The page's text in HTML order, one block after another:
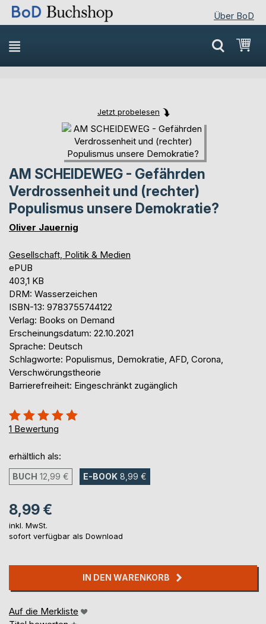
Über BoD
Direkt
zum
Inhalt
Jetzt probelesen
Skip
to
the
end
of
the
images
gallery
Skip
to
the
beginning
of
the
images
gallery
AM SCHEIDEWEG - Gefährden
Verdrossenheit und (rechter)
Populismus unsere Demokratie?
Oliver Jauernig
Gesellschaft, Politik & Medien
ePUB
403,1 KB
DRM: Wasserzeichen
ISBN-13: 9783755744122
Verlag: Books on Demand
Erscheinungsdatum: 22.10.2021
Sprache: Deutsch
Schlagworte: Populismus, Demokratie, AFD, Corona,
Verschwörungstheorie
Barrierefreiheit: Eingeschränkt zugänglich
Bewertung::
100%
1 Bewertung
erhältlich als:
BUCH 12,99 € E-BOOK 8,99 €
8,99 €
inkl. MwSt.
sofort verfügbar als Download
IN DEN WARENKORB
Auf die Merkliste